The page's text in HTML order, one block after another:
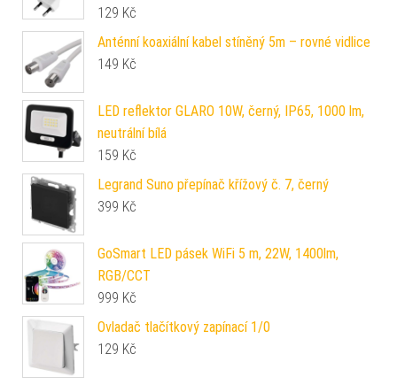
129 Kč
Anténní koaxiální kabel stíněný 5m – rovné vidlice
149 Kč
LED reflektor GLARO 10W, černý, IP65, 1000 lm,
neutrální bílá
159 Kč
Legrand Suno přepínač křížový č. 7, černý
399 Kč
GoSmart LED pásek WiFi 5 m, 22W, 1400lm,
RGB/CCT
999 Kč
Ovladač tlačítkový zapínací 1/0
129 Kč